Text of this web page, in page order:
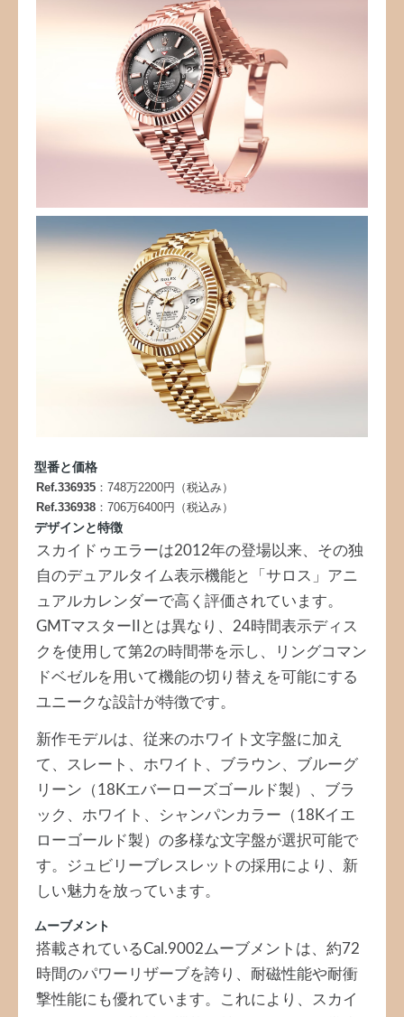
型番と価格
Ref.336935 ：748万2200円（税込み）
Ref.336938 ：706万6400円（税込み）
デザインと特徴
スカイドゥエラーは2012年の登場以来、その独
自のデュアルタイム表示機能と「サロス」アニ
ュアルカレンダーで高く評価されています。
GMTマスターIIとは異なり、24時間表示ディス
クを使用して第2の時間帯を示し、リングコマン
ドベゼルを用いて機能の切り替えを可能にする
ユニークな設計が特徴です。
新作モデルは、従来のホワイト文字盤に加え
て、スレート、ホワイト、ブラウン、ブルーグ
リーン（18Kエバーローズゴールド製）、ブラ
ック、ホワイト、シャンパンカラー（18Kイエ
ローゴールド製）の多様な文字盤が選択可能で
す。ジュビリーブレスレットの採用により、新
しい魅力を放っています。
ムーブメント
搭載されているCal.9002ムーブメントは、約72
時間のパワーリザーブを誇り、耐磁性能や耐衝
撃性能にも優れています。これにより、スカイ